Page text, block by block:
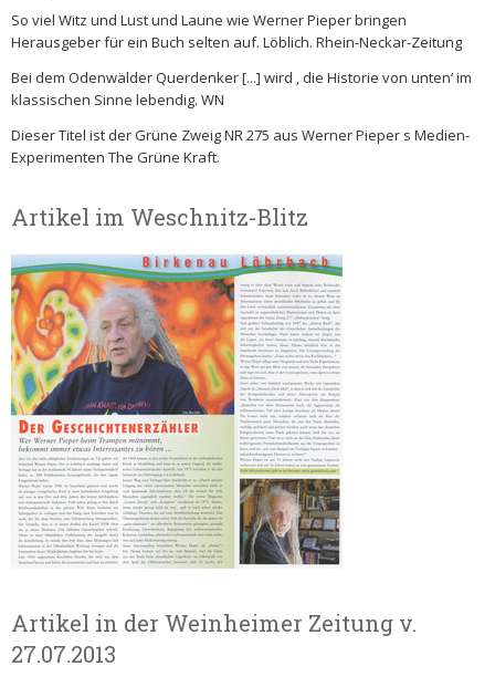
So viel Witz und Lust und Laune wie Werner Pieper bringen
Herausgeber für ein Buch selten auf. Löblich. Rhein-Neckar-Zeitung
Bei dem Odenwälder Querdenker [...] wird ‚ die Historie von unten‘ im
klassischen Sinne lebendig. WN
Dieser Titel ist der Grüne Zweig NR 275 aus Werner Pieper s Medien-
Experimenten The Grüne Kraft.
Artikel im Weschnitz-Blitz
Artikel in der Weinheimer Zeitung v.
27.07.2013